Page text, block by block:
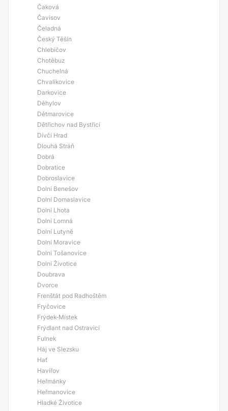
Čaková
Čavisov
Čeladná
Český Těšín
Chlebičov
Chotěbuz
Chuchelná
Chvalíkovice
Darkovice
Děhylov
Dětmarovice
Dětřichov nad Bystřicí
Dívčí Hrad
Dlouhá Stráň
Dobrá
Dobratice
Dobroslavice
Dolní Benešov
Dolní Domaslavice
Dolní Lhota
Dolní Lomná
Dolní Lutyně
Dolní Moravice
Dolní Tošanovice
Dolní Životice
Doubrava
Dvorce
Frenštát pod Radhoštěm
Fryčovice
Frýdek-Místek
Frýdlant nad Ostravicí
Fulnek
Háj ve Slezsku
Hať
Havířov
Heřmánky
Heřmanovice
Hladké Životice